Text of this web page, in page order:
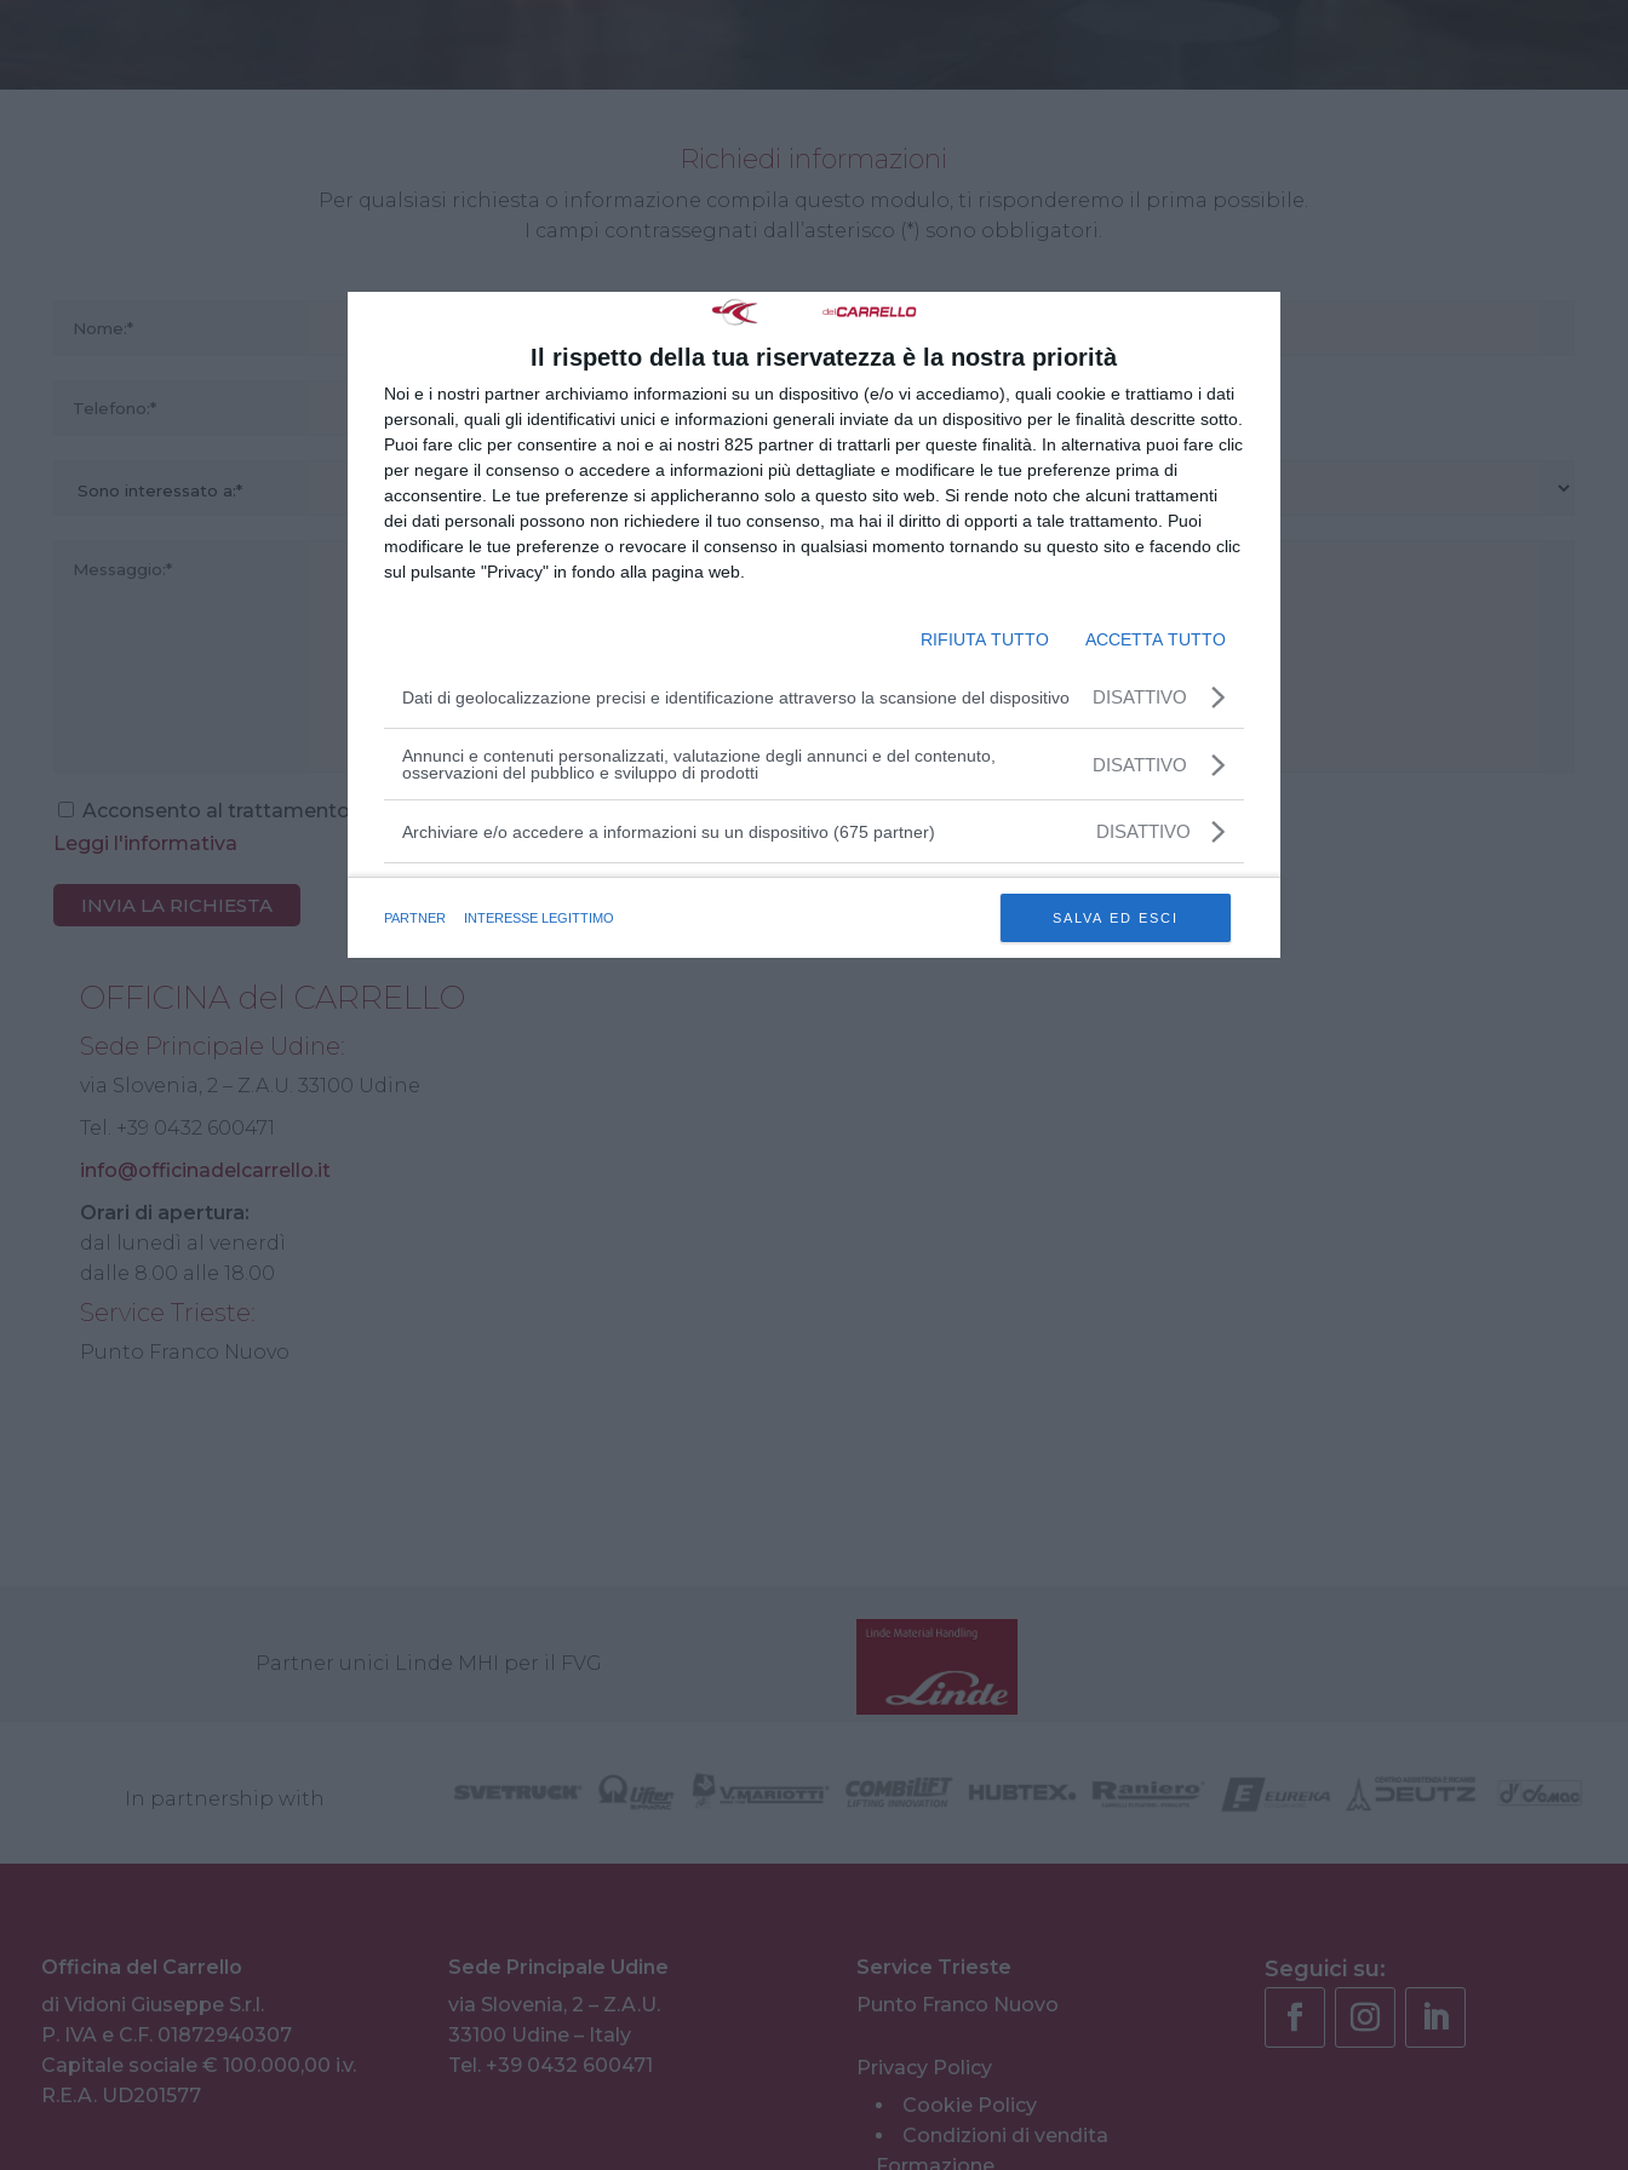
Il rispetto della tua riservatezza è la nostra priorità
Noi e i nostri partner archiviamo informazioni su un dispositivo (e/o vi accediamo), quali cookie e trattiamo i dati
personali, quali gli identificativi unici e informazioni generali inviate da un dispositivo per le finalità descritte sotto.
Puoi fare clic per consentire a noi e ai nostri 825 partner di trattarli per queste finalità. In alternativa puoi fare clic
per negare il consenso o accedere a informazioni più dettagliate e modificare le tue preferenze prima di
acconsentire. Le tue preferenze si applicheranno solo a questo sito web. Si rende noto che alcuni trattamenti
dei dati personali possono non richiedere il tuo consenso, ma hai il diritto di opporti a tale trattamento. Puoi
modificare le tue preferenze o revocare il consenso in qualsiasi momento tornando su questo sito e facendo clic
sul pulsante "Privacy" in fondo alla pagina web.
RIFIUTA TUTTO ACCETTA TUTTO
Dati di geolocalizzazione precisi e identificazione attraverso la scansione del dispositivo DISATTIVO
Annunci e contenuti personalizzati, valutazione degli annunci e del contenuto,
osservazioni del pubblico e sviluppo di prodotti
DISATTIVO
Archiviare e/o accedere a informazioni su un dispositivo (675 partner) DISATTIVO
PARTNER INTERESSE LEGITTIMO SALVA ED ESCI
Richiedi informazioni
Per qualsiasi richiesta o informazione compila questo modulo, ti risponderemo il prima possibile.
I campi contrassegnati dall’asterisco (*) sono obbligatori.
Acconsento al trattamento dei dati personali per le finalità descritte nella Privacy Policy
Leggi l'informativa
OFFICINA del CARRELLO
Sede Principale Udine:
via Slovenia, 2 – Z.A.U. 33100 Udine
Tel. +39 0432 600471
info@officinadelcarrello.it
Orari di apertura:
dal lunedì al venerdì
dalle 8.00 alle 18.00
Service Trieste:
Punto Franco Nuovo
Partner unici Linde MHI per il FVG
In partnership with
Officina del Carrello
di Vidoni Giuseppe S.r.l.
P. IVA e C.F. 01872940307
Capitale sociale € 100.000,00 i.v.
R.E.A. UD201577
Sede Principale Udine
via Slovenia, 2 – Z.A.U.
33100 Udine – Italy
Tel. +39 0432 600471
Service Trieste
Punto Franco Nuovo
Privacy Policy
Cookie Policy
Condizioni di vendita
Seguici su: